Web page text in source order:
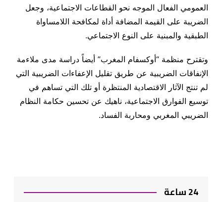
العمومي الفعال الموجه نحو القطاعات الاجتماعية، وجعل
الضريبة على القيمة المضافة أداة لمكافحة اللامساواة
الطبقية والمبنية على النوع الاجتماعي.
وتقترح منظمة “أوكسفام المغرب” أيضاً دراسة مدى ملاءمة
الإنفاقات الضريبية عن طريق تقليل الإعفاءات الضريبية التي
لم تنتج الآثار الاقتصادية المنتظرة أو تلك التي تساهم في
توسيع الفوارق الاجتماعية، ناهيك عن تحسين حكامة النظام
الضريبي المغربي ومحاربة الفساد.
24 ساعة